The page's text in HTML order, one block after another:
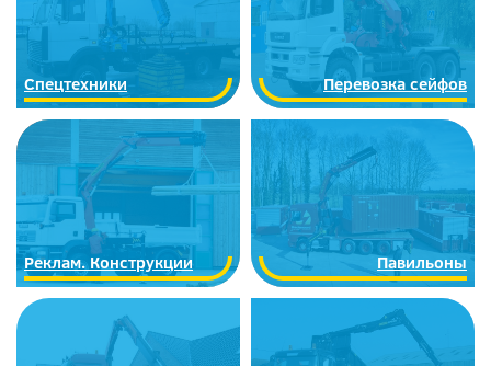
Спецтехники Перевозка сейфов
Реклам. Конструкции Павильоны